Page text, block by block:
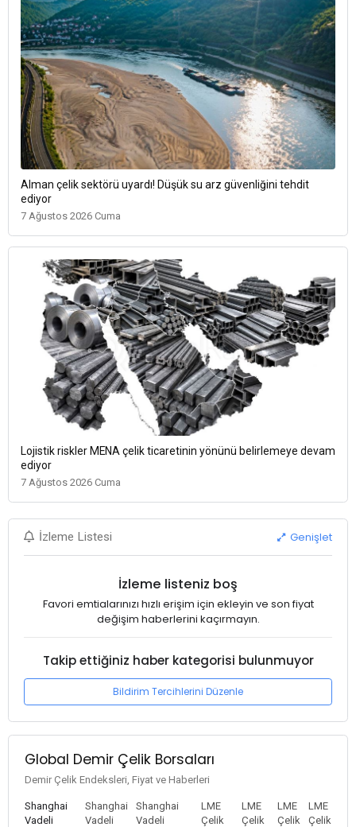
Alman çelik sektörü uyardı! Düşük su arz güvenliğini tehdit
ediyor
7 Ağustos 2026 Cuma
Lojistik riskler MENA çelik ticaretinin yönünü belirlemeye devam
ediyor
7 Ağustos 2026 Cuma
İzleme Listesi Genişlet
İzleme listeniz boş
Favori emtialarınızı hızlı erişim için ekleyin ve son fiyat
değişim haberlerini kaçırmayın.
Takip ettiğiniz haber kategorisi bulunmuyor
Bildirim Tercihlerini Düzenle
Global Demir Çelik Borsaları
Demir Çelik Endeksleri, Fiyat ve Haberleri
Shanghai
Vadeli
Shanghai
Vadeli
Shanghai
Vadeli
LME
Çelik
LME
Çelik
LME
Çelik
LME
Çelik